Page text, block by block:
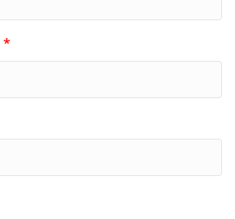
*